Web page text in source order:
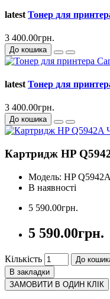
latest Тонер для
3 400.00грн.
До кошика
latest Тонер для
3 400.00грн.
До кошика
Картридж HP
Модель: HP Q5942A
В наявності
5 590.00грн.
5 590.00грн.
Кількість До
В закладки
ЗАМОВИТИ В ОДИН КЛІК